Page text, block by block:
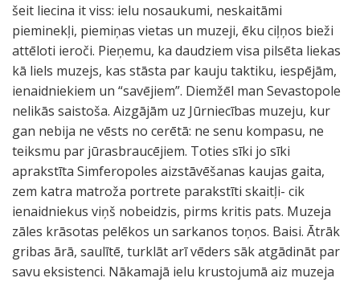
šeit liecina it viss: ielu nosaukumi, neskaitāmi
pieminekļi, piemiņas vietas un muzeji, ēku ciļņos bieži
attēloti ieroči. Pieņemu, ka daudziem visa pilsēta liekas
kā liels muzejs, kas stāsta par kauju taktiku, iespējām,
ienaidniekiem un “savējiem”. Diemžēl man Sevastopole
nelikās saistoša. Aizgājām uz Jūrniecības muzeju, kur
gan nebija ne vēsts no cerētā: ne senu kompasu, ne
teiksmu par jūrasbraucējiem. Toties sīki jo sīki
aprakstīta Simferopoles aizstāvēšanas kaujas gaita,
zem katra matroža portrete parakstīti skaitļi- cik
ienaidniekus viņš nobeidzis, pirms kritis pats. Muzeja
zāles krāsotas pelēkos un sarkanos toņos. Baisi. Ātrāk
gribas ārā, saulītē, turklāt arī vēders sāk atgādināt par
savu eksistenci. Nākamajā ielu krustojumā aiz muzeja